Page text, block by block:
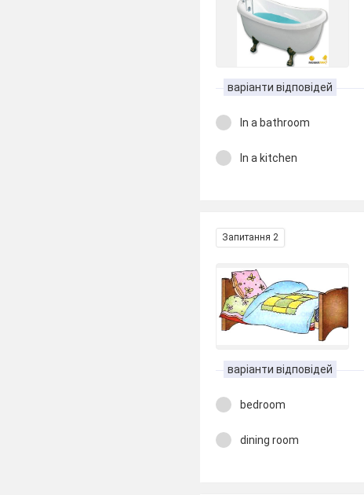
варіанти відповідей
In a bathroom
In a kitchen
Запитання 2
варіанти відповідей
bedroom
dining room